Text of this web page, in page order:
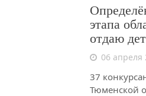
этапа
отдаю
06 апреля
37
Тюменской